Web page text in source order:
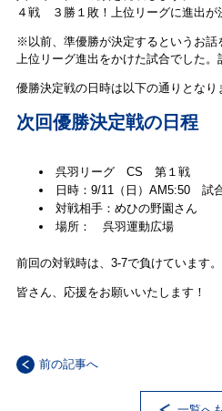
４戦 ３勝１敗！上位リーグに進出が
※以前、準優勝が決定するというお話
上位リーグ進出をかけた試合でした。
優勝決定戦の日時は以下の通りとなり
次回優勝決定戦の日程
呉羽リーグ CS 第１戦
日時：9/11（日）AM5:50 試
対戦相手：めひの野園さん
場所： 呉羽運動広場
前回の対戦時は、3-7で負けています。
皆さん、応援をお願いいたします！
前の記事へ